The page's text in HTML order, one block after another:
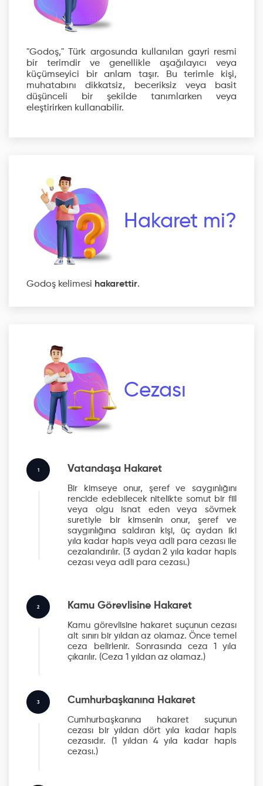
"Godoş," Türk argosunda kullanılan gayri resmi
bir terimdir ve genellikle aşağılayıcı veya
küçümseyici bir anlam taşır. Bu terimle kişi,
muhatabını dikkatsiz, beceriksiz veya basit
düşünceli bir şekilde tanımlarken veya
eleştirirken kullanabilir.
Hakaret mi?
Godoş kelimesi hakarettir.
Cezası
1 Vatandaşa Hakaret
Bir kimseye onur, şeref ve saygınlığını
rencide edebilecek nitelikte somut bir fiil
veya olgu isnat eden veya sövmek
suretiyle bir kimsenin onur, şeref ve
saygınlığına saldıran kişi, üç aydan iki
yıla kadar hapis veya adli para cezası ile
cezalandırılır. (3 aydan 2 yıla kadar hapis
cezası veya adli para cezası.)
2 Kamu Görevlisine Hakaret
Kamu görevlisine hakaret suçunun cezası
alt sınırı bir yıldan az olamaz. Önce temel
ceza belirlenir. Sonrasında ceza 1 yıla
çıkarılır. (Ceza 1 yıldan az olamaz.)
3 Cumhurbaşkanına Hakaret
Cumhurbaşkanına hakaret suçunun
cezası bir yıldan dört yıla kadar hapis
cezasıdır. (1 yıldan 4 yıla kadar hapis
cezası.)